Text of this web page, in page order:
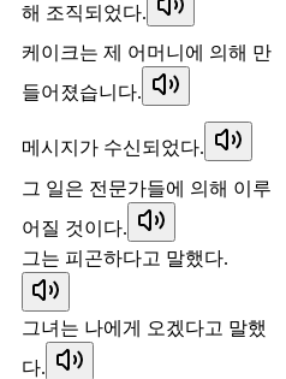
해 조직되었다.
케이크는 제 어머니에 의해 만
들어졌습니다.
메시지가 수신되었다.
그 일은 전문가들에 의해 이루
어질 것이다.
그는 피곤하다고 말했다.
그녀는 나에게 오겠다고 말했
다.